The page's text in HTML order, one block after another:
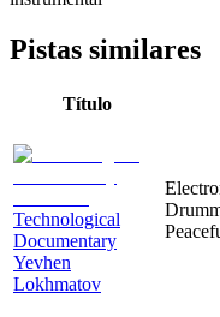
Pistas similares
Título
Technological
Documentary
Yevhen
Lokhmatov